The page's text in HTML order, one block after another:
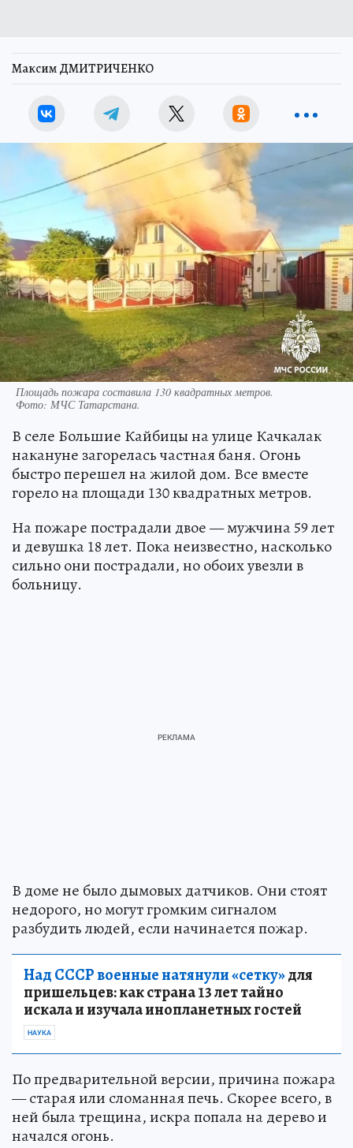
Максим ДМИТРИЧЕНКО
Площадь пожара составила 130 квадратных метров.
Фото: МЧС Татарстана.
В селе Большие Кайбицы на улице Качкалак
накануне загорелась частная баня. Огонь
быстро перешел на жилой дом. Все вместе
горело на площади 130 квадратных метров.
На пожаре пострадали двое — мужчина 59 лет
и девушка 18 лет. Пока неизвестно, насколько
сильно они пострадали, но обоих увезли в
больницу.
В доме не было дымовых датчиков. Они стоят
недорого, но могут громким сигналом
разбудить людей, если начинается пожар.
Над СССР военные натянули «сетку»для
пришельцев: как страна 13 лет тайно
искала и изучала инопланетных гостей
НАУКА
По предварительной версии, причина пожара
— старая или сломанная печь. Скорее всего, в
ней была трещина, искра попала на дерево и
начался огонь.